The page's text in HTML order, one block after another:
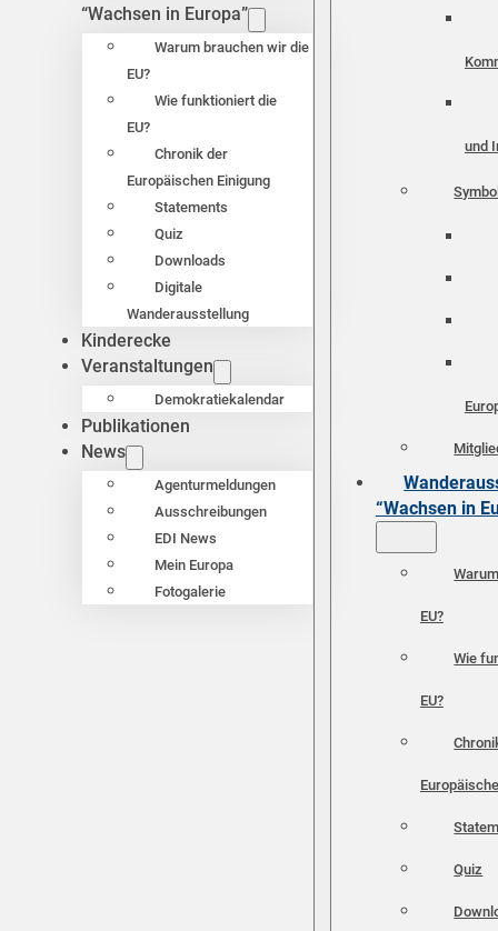
“Wachsen in Europa”
Warum brauchen wir die
EU?
Wie funktioniert die
EU?
Chronik der
Europäischen Einigung
Statements
Quiz
Downloads
Digitale
Wanderausstellung
Kinderecke
Veranstaltungen
Demokratiekalendar
Publikationen
News
Agenturmeldungen
Ausschreibungen
EDI News
Mein Europa
Fotogalerie
und
“Wachsen in
EU?
Wie
EU?
Quiz